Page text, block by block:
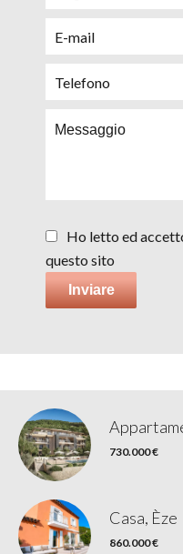
Ho letto ed
questo sito
Inviare
730.000 €
Casa, Èze
860.000 €